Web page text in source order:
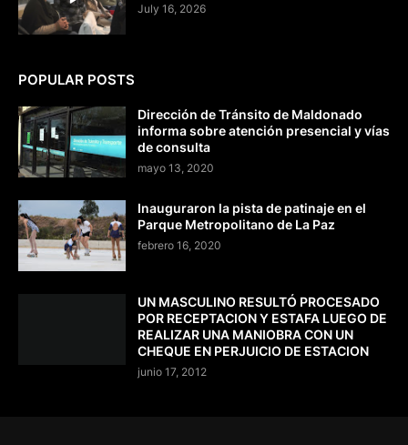
July 16, 2026
POPULAR POSTS
Dirección de Tránsito de Maldonado
informa sobre atención presencial y vías
de consulta
mayo 13, 2020
Inauguraron la pista de patinaje en el
Parque Metropolitano de La Paz
febrero 16, 2020
UN MASCULINO RESULTÓ PROCESADO
POR RECEPTACION Y ESTAFA LUEGO DE
REALIZAR UNA MANIOBRA CON UN
CHEQUE EN PERJUICIO DE ESTACION
junio 17, 2012